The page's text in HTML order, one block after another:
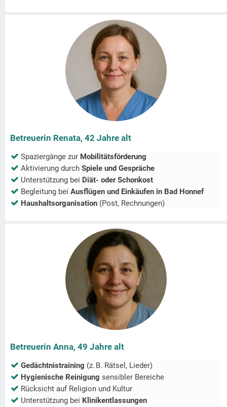
Betreuerin Renata, 42 Jahre alt
Spaziergänge zur Mobilitätsförderung
Aktivierung durch Spiele und Gespräche
Unterstützung bei Diät- oder Schonkost
Begleitung bei Ausflügen und Einkäufen in Bad Honnef
Haushaltsorganisation (Post, Rechnungen)
Betreuerin Anna, 49 Jahre alt
Gedächtnistraining (z. B. Rätsel, Lieder)
Hygienische Reinigung sensibler Bereiche
Rücksicht auf Religion und Kultur
Unterstützung bei Klinikentlassungen